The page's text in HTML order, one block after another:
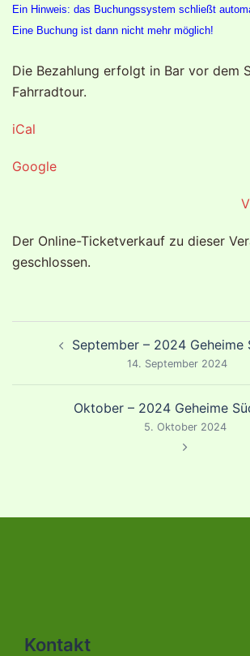
Ein Hinweis: das Buchungssystem schließt
Eine Buchung ist dann nicht mehr möglich!
Die Bezahlung erfolgt in Bar vor dem
Fahrradtour.
iCal
Google
Der Online-Ticketverkauf zu dieser
geschlossen.
September – 2024 Geheime
14. September 2024
Oktober – 2024 Geheime
5. Oktober 2024
Kontakt